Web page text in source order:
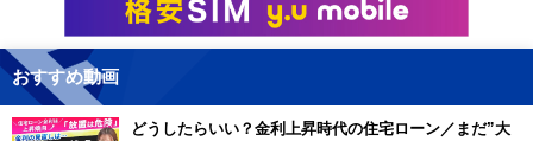
おすすめ動画
どうしたらいい？金利上昇時代の住宅ローン／まだ”大